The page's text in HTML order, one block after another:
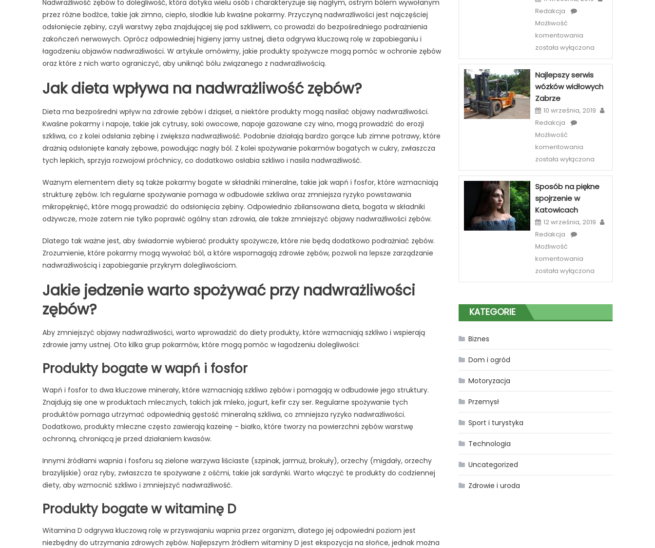
a
dieta
–
co
jeść,
aby
bólu?
Nadwrażliwość zębów to dolegliwość, która dotyka wielu osób i charakteryzuje się nagłym, ostrym bólem wywołanym
przez różne bodźce, takie jak zimno, ciepło, słodkie lub kwaśne pokarmy. Przyczyną nadwrażliwości jest najczęściej
odsłonięcie zębiny, czyli warstwy zęba znajdującej się pod szkliwem, co prowadzi do bezpośredniego podrażnienia
zakończeń nerwowych. Oprócz odpowiedniej higieny jamy ustnej, dieta odgrywa kluczową rolę w zapobieganiu i
łagodzeniu objawów nadwrażliwości. W artykule omówimy, jakie produkty spożywcze mogą pomóc w ochronie zębów
oraz które z nich warto ograniczyć, aby uniknąć bólu związanego z nadwrażliwością.
Jak dieta wpływa na nadwrażliwość zębów?
Dieta ma bezpośredni wpływ na zdrowie zębów i dziąseł, a niektóre produkty mogą nasilać objawy nadwrażliwości.
Kwaśne pokarmy i napoje, takie jak cytrusy, soki owocowe, napoje gazowane czy wino, mogą prowadzić do erozji
szkliwa, co z kolei odsłania zębinę i zwiększa nadwrażliwość. Podobnie działają bardzo gorące lub zimne potrawy, które
drażnią odsłonięte kanały zębowe, powodując nagły ból. Z kolei spożywanie pokarmów bogatych w cukry, zwłaszcza
tych lepkich, sprzyja rozwojowi próchnicy, co dodatkowo osłabia szkliwo i nasila nadwrażliwość.
Ważnym elementem diety są także pokarmy bogate w składniki mineralne, takie jak wapń i fosfor, które wzmacniają
strukturę zębów. Ich regularne spożywanie pomaga w odbudowie szkliwa oraz zmniejsza ryzyko powstawania
mikropęknięć, które mogą prowadzić do odsłonięcia zębiny. Odpowiednio zbilansowana dieta, bogata w składniki
odżywcze, może zatem nie tylko poprawić ogólny stan zdrowia, ale także zmniejszyć objawy nadwrażliwości zębów.
Dlatego tak ważne jest, aby świadomie wybierać produkty spożywcze, które nie będą dodatkowo podrażniać zębów.
Zrozumienie, które pokarmy mogą wywołać ból, a które wspomagają zdrowie zębów, pozwoli na lepsze zarządzanie
nadwrażliwością i zapobieganie przykrym dolegliwościom.
Jakie jedzenie warto spożywać przy nadwrażliwości
zębów?
Aby zmniejszyć objawy nadwrażliwości, warto wprowadzić do diety produkty, które wzmacniają szkliwo i wspierają
zdrowie jamy ustnej. Oto kilka grup pokarmów, które mogą pomóc w łagodzeniu dolegliwości:
Produkty bogate w wapń i fosfor
Wapń i fosfor to dwa kluczowe minerały, które wzmacniają szkliwo zębów i pomagają w odbudowie jego struktury.
Znajdują się one w produktach mlecznych, takich jak mleko, jogurt, kefir czy ser. Regularne spożywanie tych
produktów pomaga utrzymać odpowiednią gęstość mineralną szkliwa, co zmniejsza ryzyko nadwrażliwości.
Dodatkowo, produkty mleczne często zawierają kazeinę – białko, które tworzy na powierzchni zębów warstwę
ochronną, chroniącą je przed działaniem kwasów.
Innymi źródłami wapnia i fosforu są zielone warzywa liściaste (szpinak, jarmuż, brokuły), orzechy (migdały, orzechy
brazylijskie) oraz ryby, zwłaszcza te spożywane z ośćmi, takie jak sardynki. Warto włączyć te produkty do codziennej
diety, aby wzmocnić szkliwo i zmniejszyć nadwrażliwość.
Produkty bogate w witaminę D
Witamina D odgrywa kluczową rolę w przyswajaniu wapnia przez organizm, dlatego jej odpowiedni poziom jest
niezbędny do utrzymania zdrowych zębów. Najlepszym źródłem witaminy D jest ekspozycja na słońce, jednak można
Redakcja
Możliwość
komentowania
i
case
telefony
–
oferta
została wyłączona
Najlepszy serwis
wózków widłowych
Zabrze
10 września, 2019
Redakcja
Możliwość
komentowania
serwis
wózków
Zabrze
została wyłączona
Sposób na piękne
spojrzenie w
Katowicach
12 września, 2019
Redakcja
Możliwość
komentowania
na
piękne
w
została wyłączona
KATEGORIE
Biznes
Dom i ogród
Motoryzacja
Przemysł
Sport i turystyka
Technologia
Uncategorized
Zdrowie i uroda